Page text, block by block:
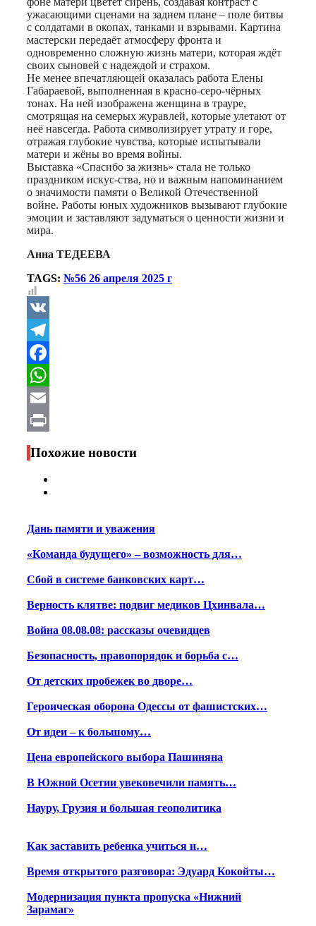
ужасающими сценами на заднем плане – поле битвы
с солдатами в окопах, танками и взрывами. Картина
мастерски передаёт атмосферу фронта и
одновременно сложную жизнь матери, которая ждёт
своих сыновей с надеждой и страхом.
Не менее впечатляющей оказалась работа Елены
Габараевой, выполненная в красно-серо-чёрных
тонах. На ней изображена женщина в трауре,
смотрящая на семерых журавлей, которые улетают от
неё навсегда. Работа символизирует утрату и горе,
отражая глубокие чувства, которые испытывали
матери и жёны во время войны.
Выставка «Спасибо за жизнь» стала не только
праздником искус-ства, но и важным напоминанием
о значимости памяти о Великой Отечественной
войне. Работы юных художников вызывают глубокие
эмоции и заставляют задуматься о ценности жизни и
мира.
Анна ТЕДЕЕВА
TAGS: №56 26 апреля 2025 г
VK
Telegram
Facebook
WhatsApp
Email
Print
Похожие новости
Дань памяти и уважения
«Команда будущего» – возможность для…
Сбой в системе банковских карт…
Верность клятве: подвиг медиков Цхинвала…
Война 08.08.08: рассказы очевидцев
Безопасность, правопорядок и борьба с…
От детских пробежек во дворе…
Героическая оборона Одессы от фашистских…
От идеи – к большому…
Цена европейского выбора Пашиняна
В Южной Осетии увековечили память…
Науру, Грузия и большая геополитика
Как заставить ребенка учиться и…
Время открытого разговора: Эдуард Кокойты…
Модернизация пункта пропуска «Нижний
Зарамаг»